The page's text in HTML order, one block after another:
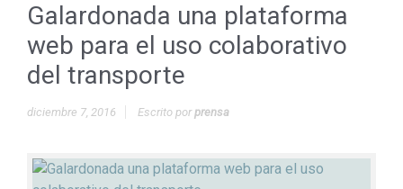
Galardonada una plataforma
web para el uso colaborativo
del transporte
diciembre 7, 2016 Escrito porprensa